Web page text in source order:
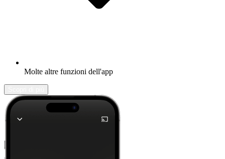
Molte altre funzioni dell'app